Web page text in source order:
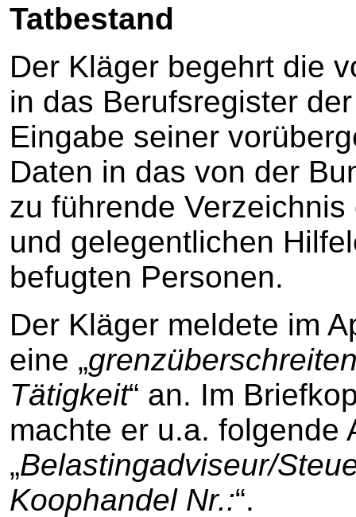
Tatbestand
Der Kläger begehrt die
in das Berufsregister
Eingabe seiner
Daten in das von der
zu führende
und gelegentlichen
befugten Personen.
Der Kläger meldete im
eine „
Tätigkeit“ an. Im
machte er u.a. folgende
„Belastingadviseur/
Koophandel Nr.:“.